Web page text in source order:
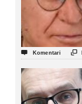
 Komentari 